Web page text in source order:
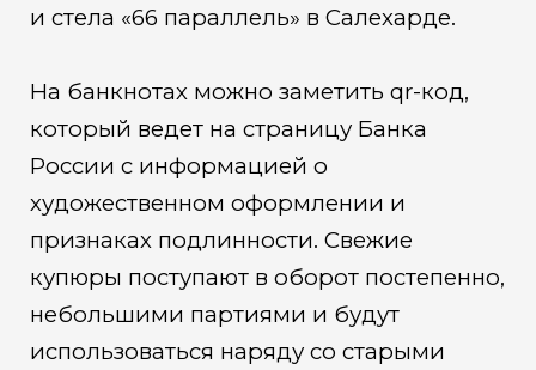
и стела «66 параллель» в Салехарде.
На банкнотах можно заметить qr-код,
который ведет на страницу Банка
России с информацией о
художественном оформлении и
признаках подлинности. Свежие
купюры поступают в оборот постепенно,
небольшими партиями и будут
использоваться наряду со старыми